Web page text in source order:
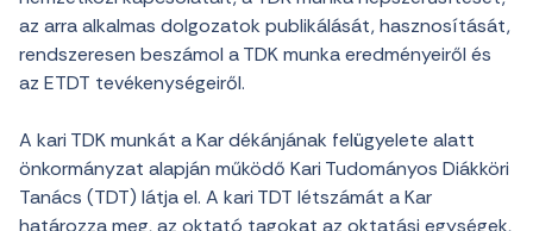
az arra alkalmas dolgozatok publikálását, hasznosítását,
rendszeresen beszámol a TDK munka eredményeiről és
az ETDT tevékenységeiről.
A kari TDK munkát a Kar dékánjának felügyelete alatt
önkormányzat alapján működő Kari Tudományos Diákköri
Tanács (TDT) látja el. A kari TDT létszámát a Kar
határozza meg, az oktató tagokat az oktatási egységek,